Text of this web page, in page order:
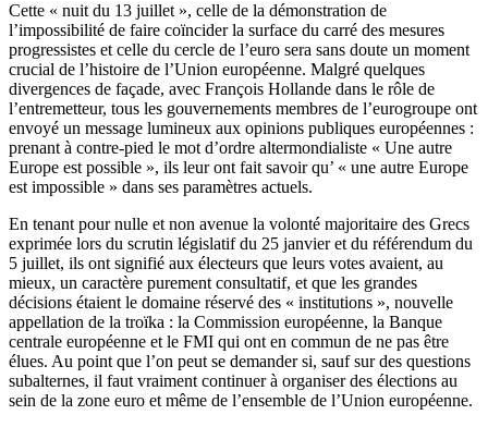
Cette « nuit du 13 juillet », celle de la démonstration de
l’impossibilité de faire coïncider la surface du carré des mesures
progressistes et celle du cercle de l’euro sera sans doute un moment
crucial de l’histoire de l’Union européenne. Malgré quelques
divergences de façade, avec François Hollande dans le rôle de
l’entremetteur, tous les gouvernements membres de l’eurogroupe ont
envoyé un message lumineux aux opinions publiques européennes :
prenant à contre-pied le mot d’ordre altermondialiste « Une autre
Europe est possible », ils leur ont fait savoir qu’ « une autre Europe
est impossible » dans ses paramètres actuels.
En tenant pour nulle et non avenue la volonté majoritaire des Grecs
exprimée lors du scrutin législatif du 25 janvier et du référendum du
5 juillet, ils ont signifié aux électeurs que leurs votes avaient, au
mieux, un caractère purement consultatif, et que les grandes
décisions étaient le domaine réservé des « institutions », nouvelle
appellation de la troïka : la Commission européenne, la Banque
centrale européenne et le FMI qui ont en commun de ne pas être
élues. Au point que l’on peut se demander si, sauf sur des questions
subalternes, il faut vraiment continuer à organiser des élections au
sein de la zone euro et même de l’ensemble de l’Union européenne.